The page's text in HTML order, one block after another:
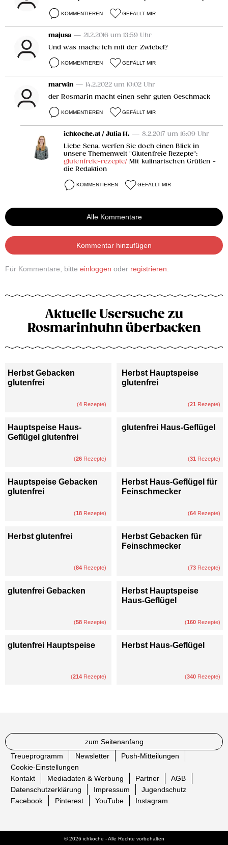
KOMMENTIEREN GEFÄLLT MIR
majusa — 21.2.2016 um 13:59 Uhr
Und was mache ich mit der Zwiebel?
KOMMENTIEREN GEFÄLLT MIR
marwin — 14.2.2022 um 10:02 Uhr
der Rosmarin macht einen sehr guten Geschmack
KOMMENTIEREN GEFÄLLT MIR
ichkoche.at / Julia H. — 8.2.2017 um 16:09 Uhr
Liebe Sena, werfen Sie doch einen Blick in
unsere Themenwelt "Glutenfreie Rezepte":
glutenfreie-rezepte/ Mit kulinarischen Grüßen -
die Redaktion
KOMMENTIEREN GEFÄLLT MIR
Alle Kommentare
Kommentar hinzufügen
Für Kommentare, bitte einloggen oder registrieren.
Aktuelle Usersuche zu
Rosmarinhuhn überbacken
Herbst Gebacken
glutenfrei
(4 Rezepte)
Herbst Hauptspeise
glutenfrei
(21 Rezepte)
Hauptspeise Haus-
Geflügel glutenfrei
(26 Rezepte)
glutenfrei Haus-Geflügel
(31 Rezepte)
Hauptspeise Gebacken
glutenfrei
(18 Rezepte)
Herbst Haus-Geflügel für
Feinschmecker
(64 Rezepte)
Herbst glutenfrei
(84 Rezepte)
Herbst Gebacken für
Feinschmecker
(73 Rezepte)
glutenfrei Gebacken
(58 Rezepte)
Herbst Hauptspeise
Haus-Geflügel
(160 Rezepte)
glutenfrei Hauptspeise
(214 Rezepte)
Herbst Haus-Geflügel
(340 Rezepte)
zum Seitenanfang
Treueprogramm
Newsletter
Push-Mitteilungen
Cookie-Einstellungen
Kontakt
Mediadaten & Werbung Partner
AGB
Datenschutzerklärung
Impressum
Jugendschutz
Facebook
Pinterest YouTube Instagram
© 2026 ichkoche - Alle Rechte vorbehalten